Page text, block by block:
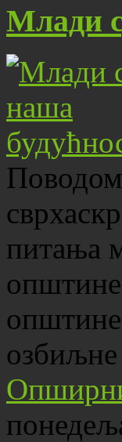
Млади
Поводом
питања
општине